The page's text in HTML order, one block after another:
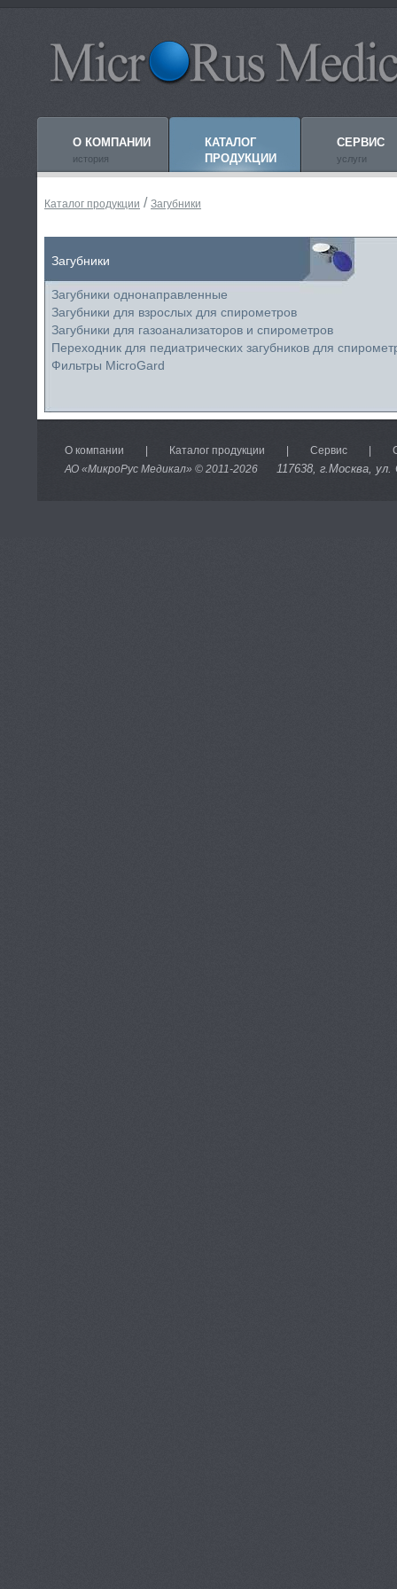
О КОМПАНИИ
история
КАТАЛОГ
ПРОДУКЦИИ
СЕРВИС
услуги
Каталог продукции / Загубники
Загубники
Загубники однонаправленные
Загубники для взрослых для спирометров
Загубники для газоанализаторов и спирометров
Переходник для педиатрических загубников для
Фильтры MicroGard
О компании Каталог продукции Сервис
АО «МикроРус Медикал» © 2011-2026 117638, г.Москва, ул.